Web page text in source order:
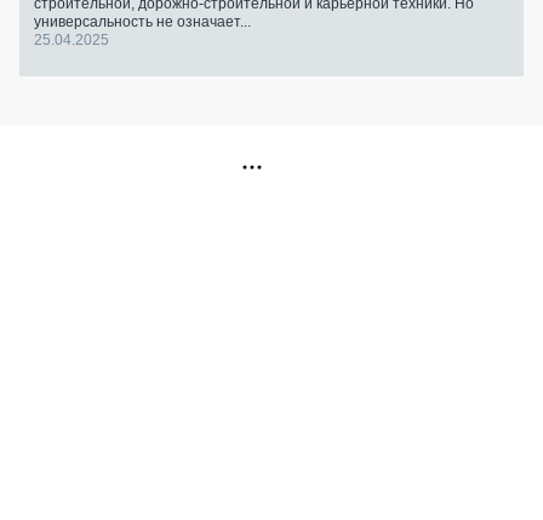
строительной, дорожно-строительной и карьерной техники. Но
универсальность не означает...
25.04.2025